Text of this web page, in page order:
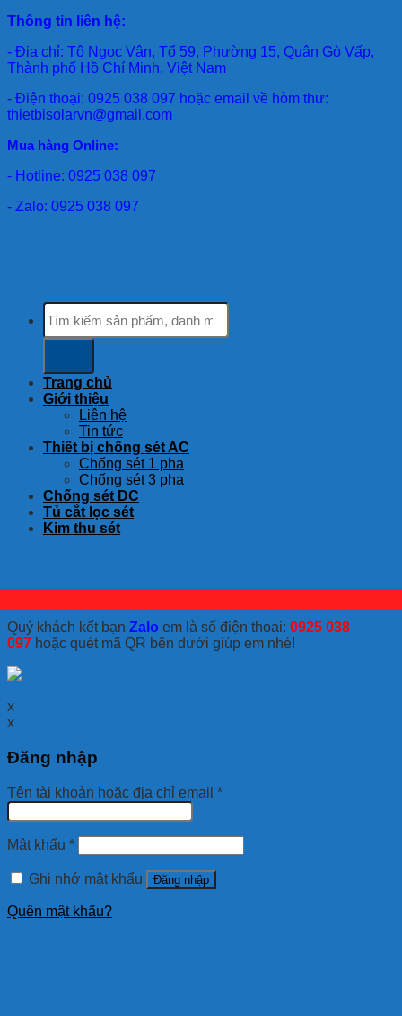
Thông tin liên hệ:
- Địa chỉ: Tô Ngọc Vân, Tổ 59, Phường 15, Quận Gò Vấp,
Thành phố Hồ Chí Minh, Việt Nam
- Điện thoại: 0925 038 097 hoặc email về hòm thư:
thietbisolarvn@gmail.com
Mua hàng Online:
- Hotline: 0925 038 097
- Zalo: 0925 038 097
Tìm
kiếm:
Trang chủ
Giới thiệu
Liên hệ
Tin tức
Thiết bị chống sét AC
Chống sét 1 pha
Chống sét 3 pha
Chống sét DC
Tủ cắt lọc sét
Kim thu sét
Quý khách kết bạn Zalo em là số điện thoại: 0925 038
097 hoặc quét mã QR bên dưới giúp em nhé!
x
x
Đăng nhập
Tên tài khoản hoặc địa chỉ email *
Mật khẩu *
Ghi nhớ mật khẩu Đăng nhập
Quên mật khẩu?